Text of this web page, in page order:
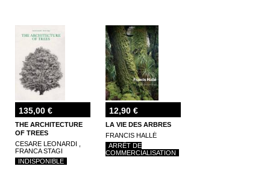
135,00 €
THE ARCHITECTURE
OF TREES
CESARE LEONARDI ,
FRANCA STAGI
INDISPONIBLE
12,90 €
LA VIE DES ARBRES
FRANCIS HALLÉ
ARRÊT DE
COMMERCIALISATION